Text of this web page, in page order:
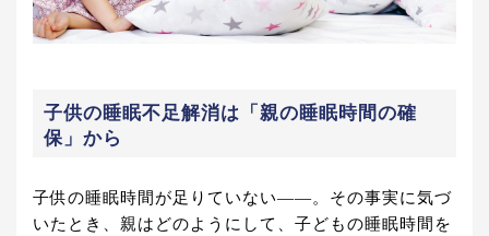
子供の睡眠不足解消は「親の睡眠時間の確
保」から
子供の睡眠時間が足りていない――。その事実に気づ
いたとき、親はどのようにして、子どもの睡眠時間を